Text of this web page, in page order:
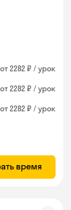
от 2282 ₽ / урок
от 2282 ₽ / урок
от 2282 ₽ / урок
время